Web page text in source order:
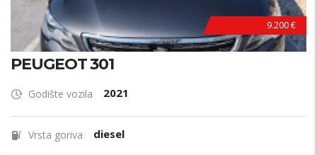
9.200 €
PEUGEOT 301
Godište vozila 2021
Vrsta goriva diesel